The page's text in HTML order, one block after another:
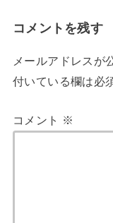
コメントを残す
メールアドレスが
付いている欄は必
コメント ※